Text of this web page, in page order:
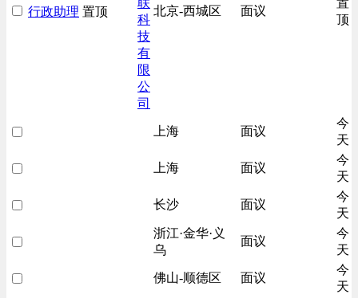
行政助理 置顶
科
技
有
限
公
司
北京-西城区 面议
顶
上海 面议
今
天
上海 面议
今
天
长沙 面议
今
天
浙江·金华·义
乌
面议
今
天
佛山-顺德区 面议
今
天